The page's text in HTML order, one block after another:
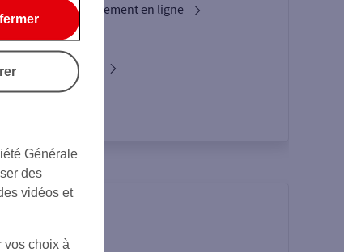
Solutions d’encaissement en ligne
Location de TPE
Nos cartes Affaires
Générale
des
vidéos et
vos choix à